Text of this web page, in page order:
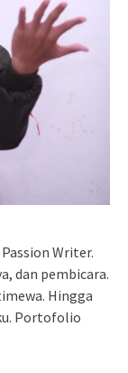
Writer.
dan pembicara.
Hingga
Portofolio